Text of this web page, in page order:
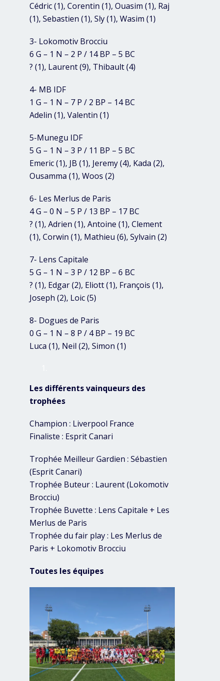
Cédric (1), Corentin (1), Ouasim (1), Raj
(1), Sebastien (1), Sly (1), Wasim (1)
3- Lokomotiv Brocciu
6 G – 1 N – 2 P / 14 BP – 5 BC
? (1), Laurent (9), Thibault (4)
4- MB IDF
1 G – 1 N – 7 P / 2 BP – 14 BC
Adelin (1), Valentin (1)
5-Munegu IDF
5 G – 1 N – 3 P / 11 BP – 5 BC
Emeric (1), JB (1), Jeremy (4), Kada (2),
Ousamma (1), Woos (2)
6- Les Merlus de Paris
4 G – 0 N – 5 P / 13 BP – 17 BC
? (1), Adrien (1), Antoine (1), Clement
(1), Corwin (1), Mathieu (6), Sylvain (2)
7- Lens Capitale
5 G – 1 N – 3 P / 12 BP – 6 BC
? (1), Edgar (2), Eliott (1), François (1),
Joseph (2), Loic (5)
8- Dogues de Paris
0 G – 1 N – 8 P / 4 BP – 19 BC
Luca (1), Neil (2), Simon (1)
Les différents vainqueurs des
trophées
Champion : Liverpool France
Finaliste : Esprit Canari
Trophée Meilleur Gardien : Sébastien
(Esprit Canari)
Trophée Buteur : Laurent (Lokomotiv
Brocciu)
Trophée Buvette : Lens Capitale + Les
Merlus de Paris
Trophée du fair play : Les Merlus de
Paris + Lokomotiv Brocciu
Toutes les équipes